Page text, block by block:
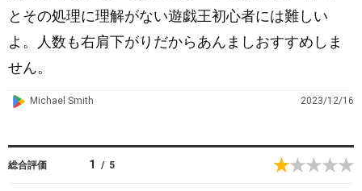
とその処理に理解がない遊戯王初心者には難しい
よ。人数も右肩下がりだからあんましおすすめしま
せん。
G
g
Michael Smith 2023/12/16
総合評価 1 / 5